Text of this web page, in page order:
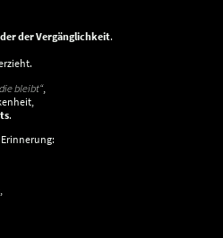
der Vergänglichkeit.
bleibt“,
.
,